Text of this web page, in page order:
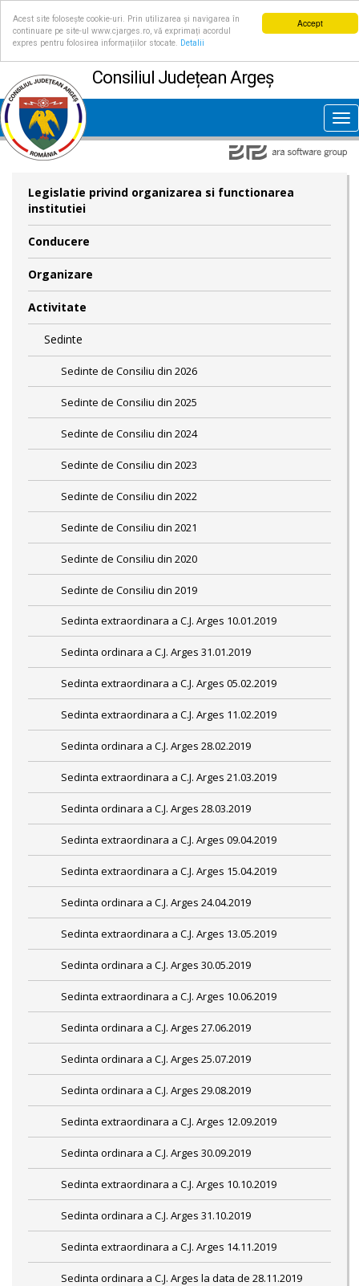
Accept
Acest site folosește cookie-uri. Prin utilizarea și navigarea în
continuare pe site-ul www.cjarges.ro, vă exprimați acordul
expres pentru folosirea informațiilor stocate.
Detalii
Consiliul Județean Argeș
Legislatie privind organizarea si functionarea
institutiei
Conducere
Organizare
Activitate
Sedinte
Sedinte de Consiliu din 2026
Sedinte de Consiliu din 2025
Sedinte de Consiliu din 2024
Sedinte de Consiliu din 2023
Sedinte de Consiliu din 2022
Sedinte de Consiliu din 2021
Sedinte de Consiliu din 2020
Sedinte de Consiliu din 2019
Sedinta extraordinara a C.J. Arges 10.01.2019
Sedinta ordinara a C.J. Arges 31.01.2019
Sedinta extraordinara a C.J. Arges 05.02.2019
Sedinta extraordinara a C.J. Arges 11.02.2019
Sedinta ordinara a C.J. Arges 28.02.2019
Sedinta extraordinara a C.J. Arges 21.03.2019
Sedinta ordinara a C.J. Arges 28.03.2019
Sedinta extraordinara a C.J. Arges 09.04.2019
Sedinta extraordinara a C.J. Arges 15.04.2019
Sedinta ordinara a C.J. Arges 24.04.2019
Sedinta extraordinara a C.J. Arges 13.05.2019
Sedinta ordinara a C.J. Arges 30.05.2019
Sedinta extraordinara a C.J. Arges 10.06.2019
Sedinta ordinara a C.J. Arges 27.06.2019
Sedinta ordinara a C.J. Arges 25.07.2019
Sedinta ordinara a C.J. Arges 29.08.2019
Sedinta extraordinara a C.J. Arges 12.09.2019
Sedinta ordinara a C.J. Arges 30.09.2019
Sedinta extraordinara a C.J. Arges 10.10.2019
Sedinta ordinara a C.J. Arges 31.10.2019
Sedinta extraordinara a C.J. Arges 14.11.2019
Sedinta ordinara a C.J. Arges la data de 28.11.2019